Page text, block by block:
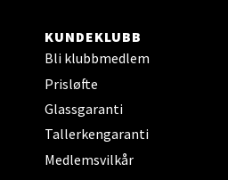
KUNDEKLUBB
Bli klubbmedlem
Prisløfte
Glassgaranti
Tallerkengaranti
Medlemsvilkår
Senter Steinkjer